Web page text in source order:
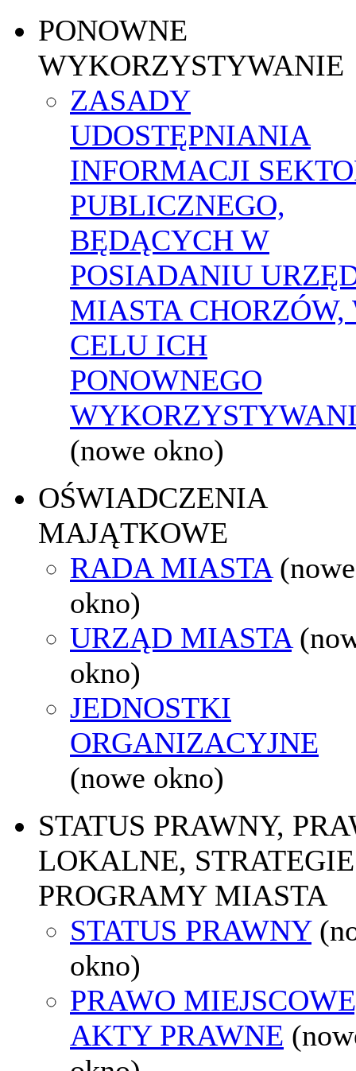
PONOWNE
WYKORZYSTYWANIE
ZASADY
UDOSTĘPNIANIA
INFORMACJI
PUBLICZNEGO,
BĘDĄCYCH W
POSIADANIU
MIASTA CHORZÓW,
CELU ICH
PONOWNEGO
(nowe okno)
OŚWIADCZENIA
MAJĄTKOWE
RADA MIASTA (nowe
okno)
URZĄD MIASTA
okno)
JEDNOSTKI
ORGANIZACYJNE
(nowe okno)
STATUS PRAWNY,
LOKALNE,
PROGRAMY MIASTA
STATUS PRAWNY
okno)
PRAWO
AKTY PRAWNE